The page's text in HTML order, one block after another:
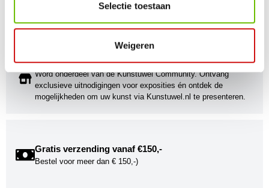
Selectie toestaan
Weigeren
Onze Bronzen Beelden die met vuur tot leven worden
gebracht!
Kunstuwel Community
Word onderdeel van de Kunstuwel Community. Ontvang
exclusieve uitnodigingen voor exposities én ontdek de
mogelijkheden om uw kunst via Kunstuwel.nl te presenteren.
Gratis verzending vanaf €150,-
Bestel voor meer dan € 150,-)